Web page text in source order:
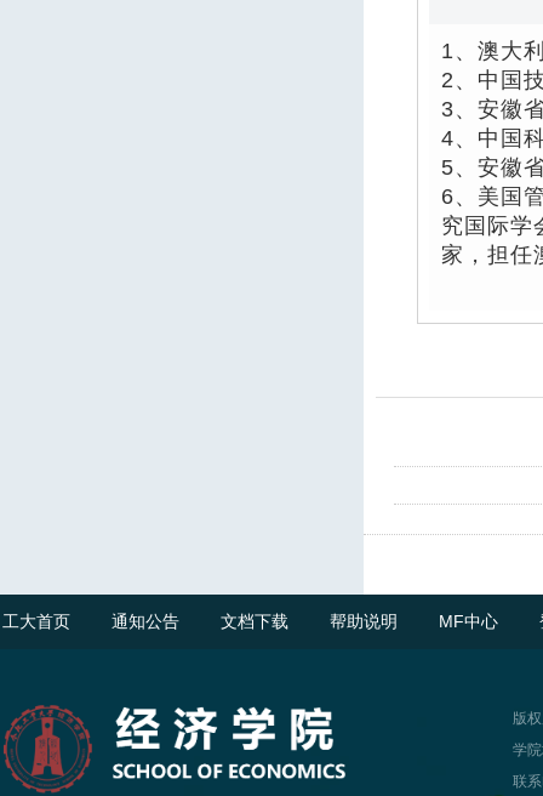
1、澳大
2、中国
3、安徽
4、中国
5、安徽
6、美国
究国际学
家，担任
工大首页 通知公告 文档下载 帮助说明 MF中心
版
学
联